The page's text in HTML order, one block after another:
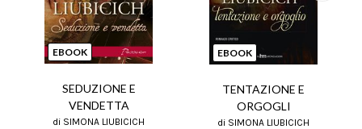
EBOOK
SEDUZIONE E
VENDETTA
di SIMONA LIUBICICH
EBOOK
TENTAZIONE E
ORGOGLI
di SIMONA LIUBICICH